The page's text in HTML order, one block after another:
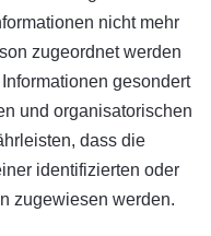
nicht mehr
zugeordnet werden
gesondert
und organisatorischen
dass die
identifizierten oder
zugewiesen werden.